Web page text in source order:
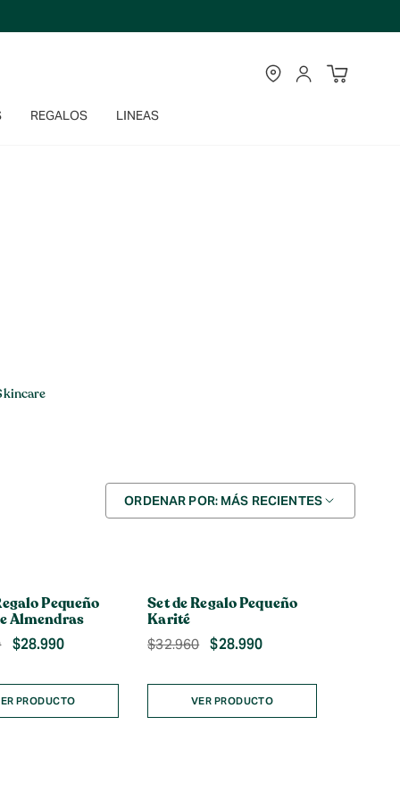
TIENDASCUENTA
REGALOS LINEAS
Ordenar
ORDENAR POR: MÁS RECIENTES
Pequeño
Almendras
El
original
era:
$32.970.
$28.990El
actual
es:
$28.990.
PRODUCTO
Set de Regalo Pequeño
Karité
$32.960
El
original
era:
$32.960.
$28.990El
actual
es:
$28.990.
VER PRODUCTO